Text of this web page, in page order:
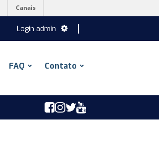
Canais
Login admin
FAQ Contato